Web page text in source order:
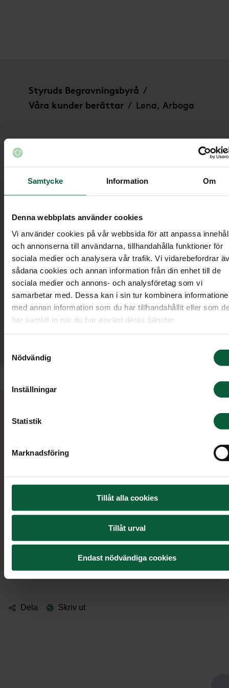
Samtycke Information Om
Denna webbplats använder cookies
Vi använder cookies på vår webbsida för att anpassa
och annonserna till användarna, tillhandahålla funktioner för
sociala medier och analysera vår trafik. Vi vidarebefordrar
sådana cookies och annan information från din enhet till de
sociala medier och annons- och analysföretag som vi
samarbetar med. Dessa kan i sin tur kombinera
med annan information som du har tillhandahållit eller som
har samlat in när du har använt deras tjänster.
Nödvändig
Inställningar
Statistik
Marknadsföring
Tillåt alla cookies
Tillåt urval
Endast nödvändiga cookies
Styruds Begravningsbyrå /
Våra kunder berättar / Lena, Arboga
Lena, Arboga
”Lugn och otroligt fin personal. Min fars önskan
Kontakta oss
Vi svarar i telefon dygnet runt, alla dagar i
Ring oss
Dela Skriv ut